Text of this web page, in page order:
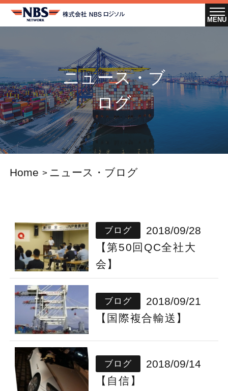
ニュース・ブ
ログ
Home ニュース・ブログ
ブログ
2018/09/28
【第50回QC全社大
会】
ブログ
2018/09/21
【国際複合輸送】
ブログ
2018/09/14
【自信】